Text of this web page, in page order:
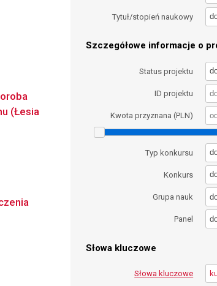
Tytuł/stopień naukowy
Szczegółowe informacje o
Status projektu
ID projektu
Kwota przyznana (PLN)
Typ konkursu
Konkurs
Grupa nauk
Panel
Słowa kluczowe
Słowa kluczowe
(Łesia